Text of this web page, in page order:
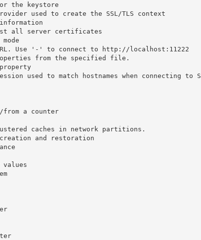
the keystore
used to create the SSL/TLS context
all server certificates
mode
Use '-' to connect to http://localhost:11222
from the specified file.
used to match hostnames when connecting to
from a counter
caches in network partitions.
and restoration
values